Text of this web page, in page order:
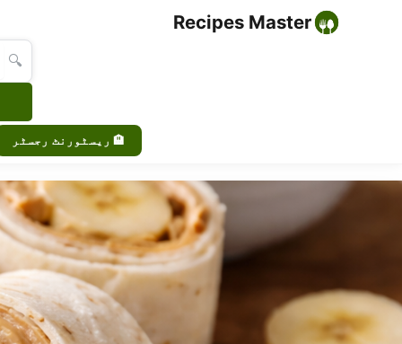
Recipes Master
🔍
🏨 ریسٹورنٹ رجسٹر